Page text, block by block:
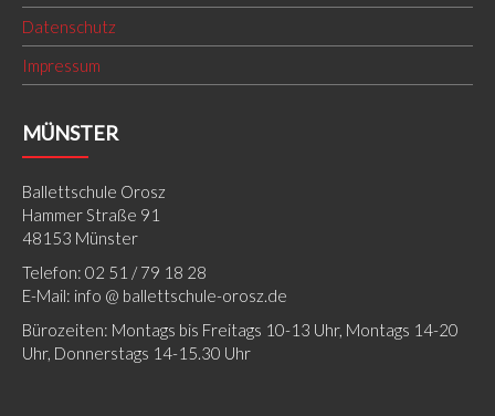
Datenschutz
Impressum
MÜNSTER
Ballettschule Orosz
Hammer Straße 91
48153 Münster
Telefon: 02 51 / 79 18 28
E-Mail: info @ ballettschule-orosz.de
Bürozeiten: Montags bis Freitags 10-13 Uhr, Montags 14-20
Uhr, Donnerstags 14-15.30 Uhr